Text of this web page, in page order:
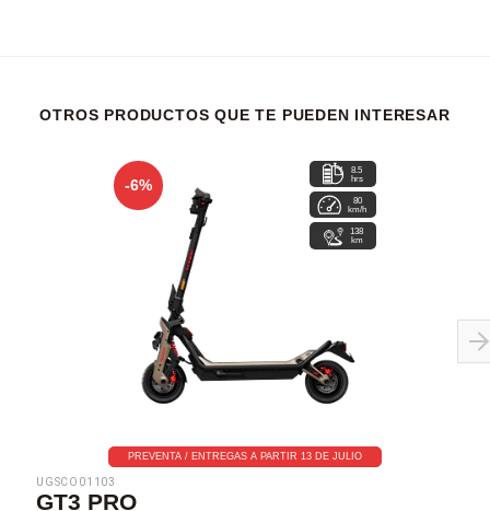
OTROS PRODUCTOS QUE TE PUEDEN INTERESAR
-6%
8.5
hrs
80
km/h
138
km
PREVENTA / ENTREGAS A PARTIR 13 DE JULIO
UGSCO01103
GT3 PRO